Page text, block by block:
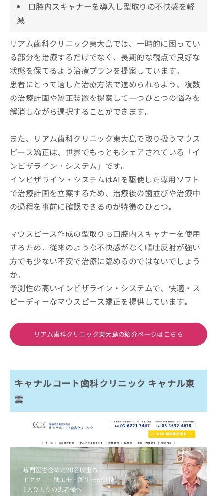
口腔内スキャナーを導入し型取りの不快感を軽
減
リアム歯科クリニック東大島では、一時的に困ってい
る部分を治療するだけでなく、長期的な観点で良好な
状態を保てるよう治療プランを提案しています。
患者にとって適した治療方法で進められるよう、複数
の治療計画や矯正装置を提案して一つひとつの悩みを
解消しながら選択することができます。
また、リアム歯科クリニック東大島で取り扱うマウス
ピース矯正は、世界でもっともシェアされている「イ
ンビザライン・システム」です。
インビザライン・システムはAIを駆使した専用ソフト
で治療計画を立案するため、治療後の歯並びや治療中
の過程を事前に確認できるのが特徴のひとつ。
マウスピース作成の型取りも口腔内スキャナーを使用
するため、従来のような不快感がなく嘔吐反射が強い
方でも少ない不安で治療に臨めるのではないでしょう
か。
予測性の高いインビザライン・システムで、快適・ス
ピーディーなマウスピース矯正を提供しています。
リアム歯科クリニック東大島の紹介ページはこちら
キャナルコート歯科クリニック キャナル東
雲